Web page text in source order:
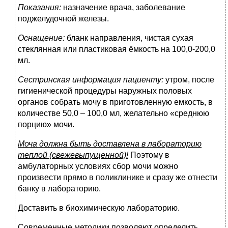
Показания: назначение врача, заболевание
поджелудочной железы.
Оснащение: бланк направления, чистая сухая
стеклянная или пластиковая ёмкость на 100,0-200,0
мл.
Сестринская информация пациенту: утром, после
гигиенической процедуры наружных половых
органов собрать мочу в приготовленную емкость, в
количестве 50,0 – 100,0 мл, желательно «среднюю
порцию» мочи.
Моча должна быть доставлена в лабораторию
теплой (свежевыпущенной)!Поэтому в
амбулаторных условиях сбор мочи можно
произвести прямо в поликлинике и сразу же отнести
банку в лабораторию.
Доставить в биохимическую лабораторию.